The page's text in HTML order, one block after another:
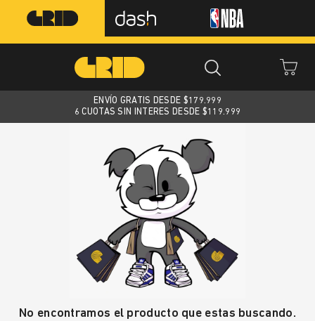
ENVÍO GRATIS DESDE $179.999
6 CUOTAS SIN INTERES DESDE $119.999
No encontramos el producto que estas buscando.